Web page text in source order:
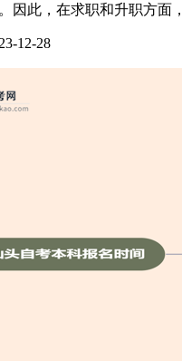
因此，在求职和升职方面
12-28